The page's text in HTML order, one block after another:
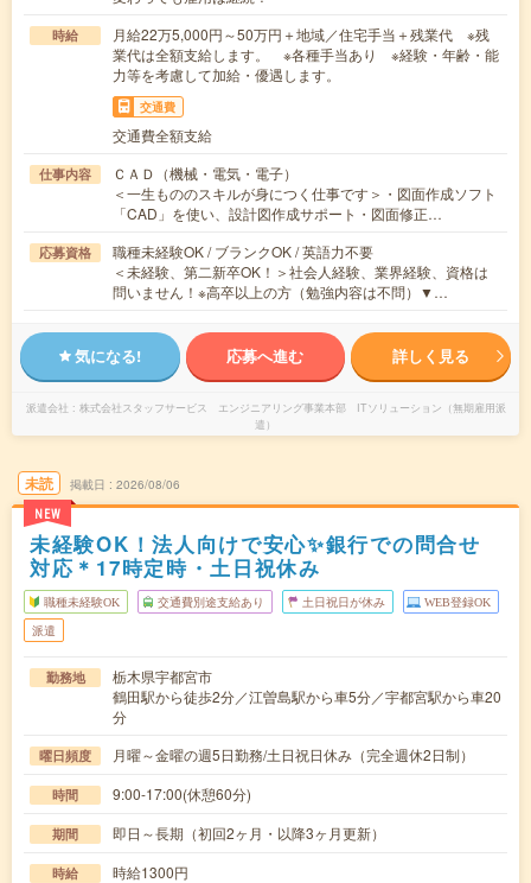
時給
月給22万5,000円～50万円＋地域／住宅手当＋残業代 ※残
業代は全額支給します。 ※各種手当あり ※経験・年齢・能
力等を考慮して加給・優遇します。
交通費
交通費全額支給
仕事内容
ＣＡＤ（機械・電気・電子）
＜一生もののスキルが身につく仕事です＞・図面作成ソフト
「CAD」を使い、設計図作成サポート・図面修正…
応募資格
職種未経験OK / ブランクOK / 英語力不要
＜未経験、第二新卒OK！＞社会人経験、業界経験、資格は
問いません！※高卒以上の方（勉強内容は不問）▼…
気になる! 応募へ進む 詳しく見る
派遣会社
株式会社スタッフサービス エンジニアリング事業本部 ITソリューション（無期雇用派
遣）
未読
NEW
掲載日 2026/08/06
未経験OK！法人向けで安心✨銀行での問合せ
対応＊17時定時・土日祝休み
職種未経験OK 交通費別途支給あり 土日祝日が休み WEB登録OK
派遣
勤務地
栃木県宇都宮市
鶴田駅から徒歩2分／江曽島駅から車5分／宇都宮駅から車20
分
曜日頻度 月曜～金曜の週5日勤務/土日祝日休み（完全週休2日制）
時間 9:00-17:00(休憩60分)
期間 即日～長期（初回2ヶ月・以降3ヶ月更新）
時給 時給1300円